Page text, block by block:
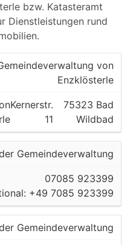
bzw. Katasteramt
Dienstleistungen rund
von
Enzklösterle
Kernerstr.
11
75323 Bad
Wildbad
Gemeindeverwaltung
07085 923399
+49 7085 923399
Gemeindeverwaltung